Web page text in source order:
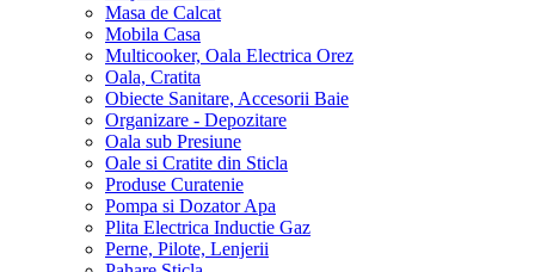
Masa de Calcat
Mobila Casa
Multicooker, Oala Electrica Orez
Oala, Cratita
Obiecte Sanitare, Accesorii Baie
Organizare - Depozitare
Oala sub Presiune
Oale si Cratite din Sticla
Produse Curatenie
Pompa si Dozator Apa
Plita Electrica Inductie Gaz
Perne, Pilote, Lenjerii